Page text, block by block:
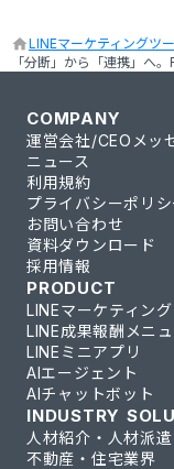
homeLINEマーケティングツ
「分断」から「連携」へ
COMPANY
運営会社/CEOメッ
ニュース
利用規約
プライバシーポリシ
お問い合わせ
資料ダウンロード
採用情報
PRODUCT
LINEマーケティング
LINE成果報酬メニ
LINEミニアプリ
AIエージェント
AIチャットボット
INDUSTRY
人材紹介・人材派遣
不動産・住宅業界